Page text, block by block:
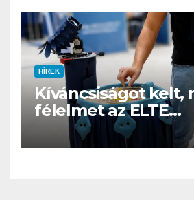
HÍREK
Kíváncsiságot kelt,
félelmet az ELTE
etológusainak
robotja